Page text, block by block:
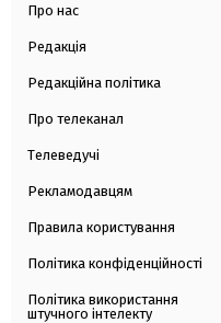
Про нас
Редакція
Редакційна політика
Про телеканал
Телеведучі
Рекламодавцям
Правила користування
Політика конфіденційності
Політика використання
штучного інтелекту